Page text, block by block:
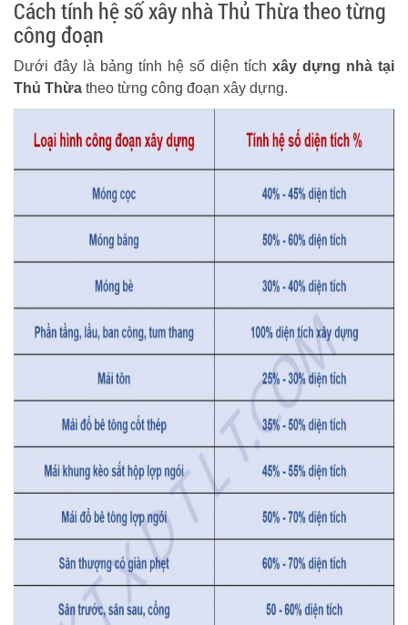
Cách tính hệ số xây nhà Thủ Thừa theo từng
công đoạn
Dưới đây là bảng tính hệ số diện tích xây dựng nhà tại
Thủ Thừa theo từng công đoạn xây dựng.